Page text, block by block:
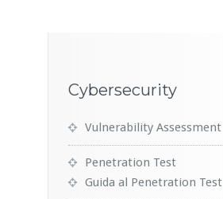
Cybersecurity
Vulnerability Assessment
Penetration Test
Guida al Penetration Test